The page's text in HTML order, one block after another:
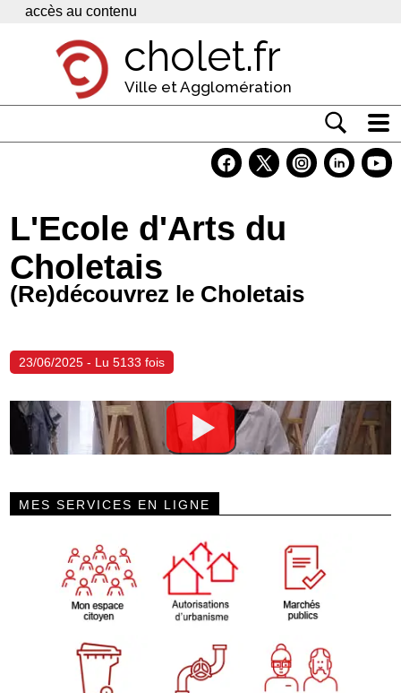
Panneau de gestion des cookies
accès au contenu
cholet.fr
Ville et Agglomération
Economie
Services
Contacts
L'Ecole d'Arts du
Choletais
(Re)découvrez le Choletais
23/06/2025 - Lu 5133 fois
MES SERVICES EN LIGNE